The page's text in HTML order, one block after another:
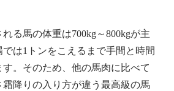
る馬の体重は700kg～800kgが主
は1トンをこえるまで手間と時間
。そのため、他の馬肉に比べて
霜降りの入り方が違う最高級の馬